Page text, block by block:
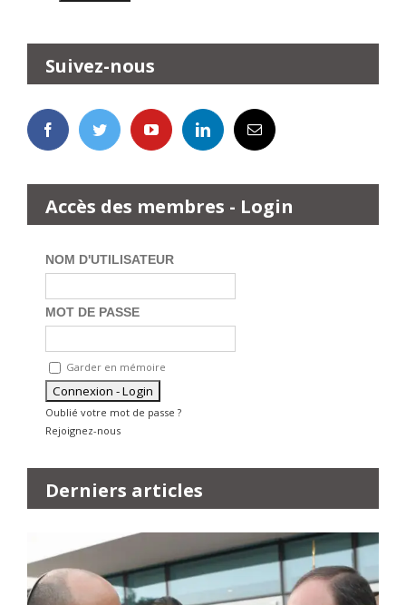
Suivez-nous
Accès des membres - Login
NOM D'UTILISATEUR
MOT DE PASSE
Garder en mémoire
Oublié votre mot de passe ?
Rejoignez-nous
Derniers articles